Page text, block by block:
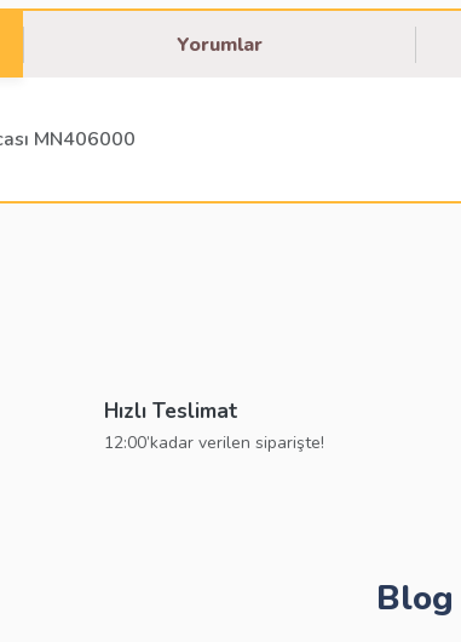
Yorumlar
MN406000
Hızlı Teslimat
12:00’kadar verilen siparişte!
Blog